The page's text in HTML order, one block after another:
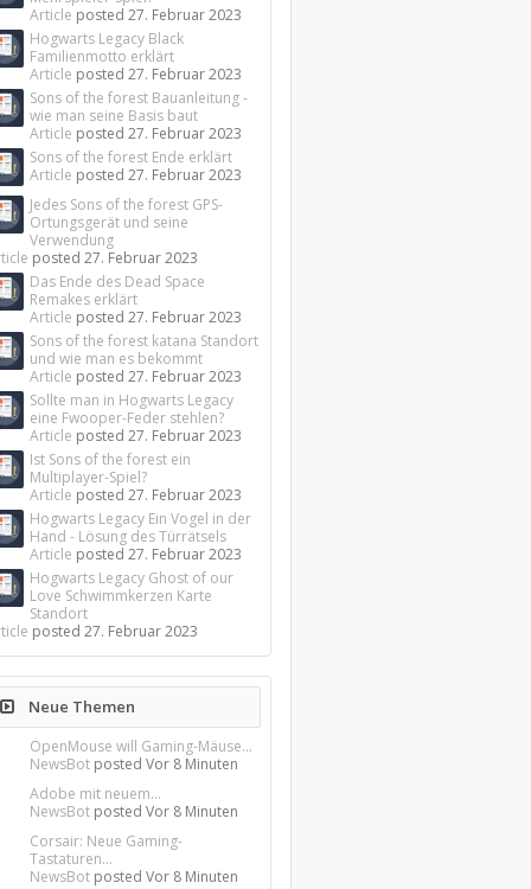
Article posted27. Februar 2023
Hogwarts Legacy Black
Familienmotto erklärt
Article posted27. Februar 2023
Sons of the forest Bauanleitung -
wie man seine Basis baut
Article posted27. Februar 2023
Sons of the forest Ende erklärt
Article posted27. Februar 2023
Jedes Sons of the forest GPS-
Ortungsgerät und seine
Verwendung
posted27. Februar 2023
Das Ende des Dead Space
Remakes erklärt
Article posted27. Februar 2023
Sons of the forest katana Standort
und wie man es bekommt
Article posted27. Februar 2023
Sollte man in Hogwarts Legacy
eine Fwooper-Feder stehlen?
Article posted27. Februar 2023
Ist Sons of the forest ein
Multiplayer-Spiel?
Article posted27. Februar 2023
Hogwarts Legacy Ein Vogel in der
Hand - Lösung des Türrätsels
Article posted27. Februar 2023
Hogwarts Legacy Ghost of our
Love Schwimmkerzen Karte
Standort
posted27. Februar 2023
Neue Themen
OpenMouse will Gaming-Mäuse...
NewsBot postedVor 8 Minuten
Adobe mit neuem...
NewsBot postedVor 8 Minuten
Corsair: Neue Gaming-
Tastaturen...
NewsBot postedVor 8 Minuten